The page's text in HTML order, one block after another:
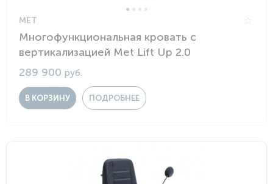
MET
Многофункциональная кровать с
вертикализацией Met Lift Up 2.0
289 900 руб.
В КОРЗИНУ ПОДРОБНЕЕ